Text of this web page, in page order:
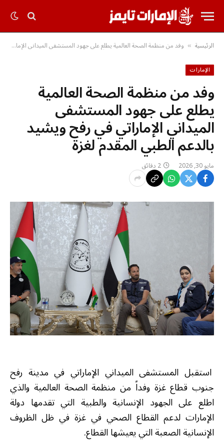
الرئيسية » وفد من منظمة الصحة العالمية يطلع على جهود المستشفى الميداني الإماراتي في رفح ويشيد بالدعم الطبي المقدم لغزة
الإمارات
وفد من منظمة الصحة العالمية
يطلع على جهود المستشفى
الميداني الإماراتي في رفح ويشيد
بالدعم الطبي المقدم لغزة
مايو 30, 2026 2 دقائق
استقبل المستشفى الميداني الإماراتي في مدينة رفح
جنوب قطاع غزة وفداً من منظمة الصحة العالمية والذي
اطلع على الجهود الإنسانية والطبية التي تقدمها دولة
الإمارات لدعم القطاع الصحي في غزة في ظل الظروف
الإنسانية الصعبة التي يعيشها القطاع.